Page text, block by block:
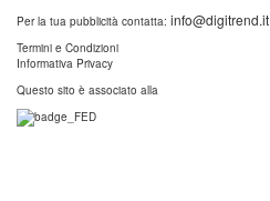
Per la tua pubblicità contatta: info@digitrend.it
Termini e Condizioni
Informativa Privacy
Questo sito è associato alla